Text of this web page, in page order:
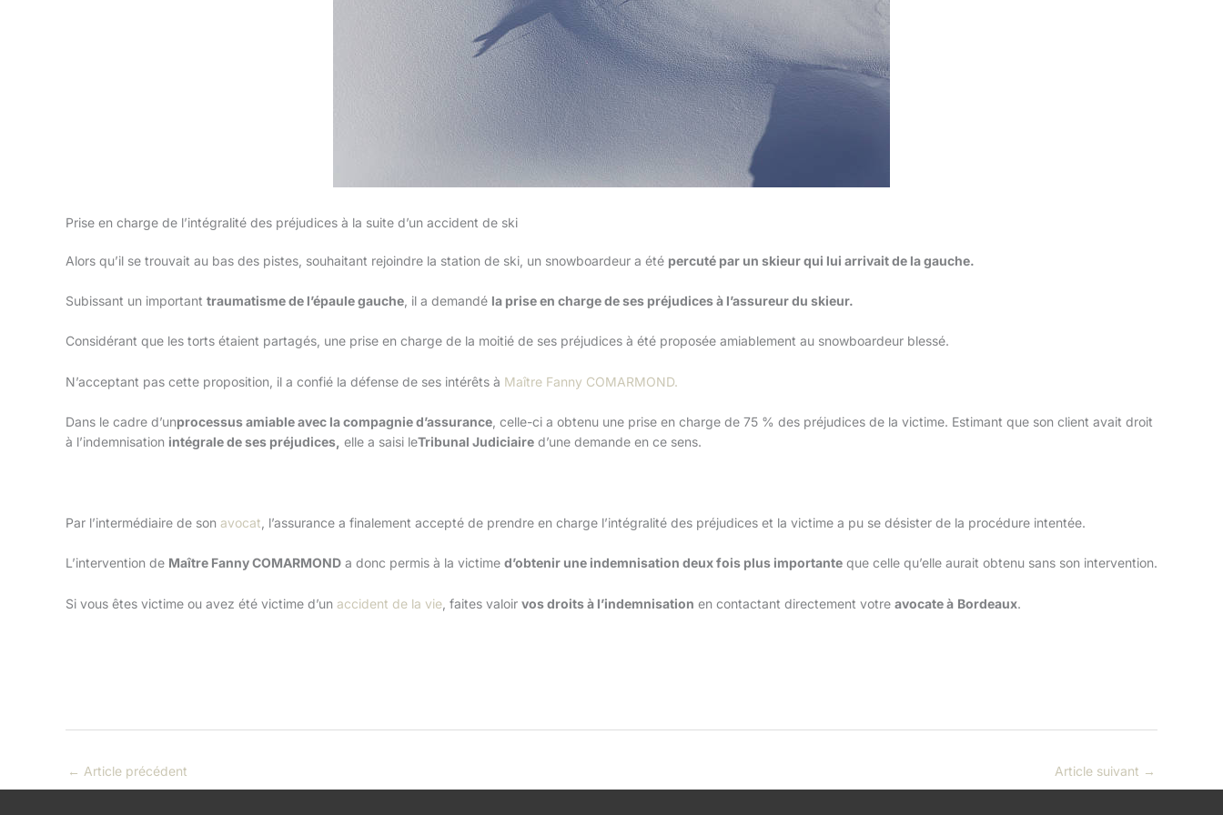
Prise en charge de l’intégralité des préjudices à la suite d’un accident de ski
Alors qu’il se trouvait au bas des pistes, souhaitant rejoindre la station de ski, un snowboardeur a été percuté par un skieur qui lui arrivait de la gauche.
Subissant un important traumatisme de l’épaule gauche , il a demandé la prise en charge de ses préjudices à l’assureur du skieur.
Considérant que les torts étaient partagés, une prise en charge de la moitié de ses préjudices à été proposée amiablement au snowboardeur blessé.
N’acceptant pas cette proposition, il a confié la défense de ses intérêts à Maître Fanny COMARMOND.
Dans le cadre d’unprocessus amiable avec la compagnie d’assurance , celle-ci a obtenu une prise en charge de 75 % des préjudices de la victime. Estimant que son client avait droit
à l’indemnisation intégrale de ses préjudices, elle a saisi leTribunal Judiciaire d’une demande en ce sens.
Par l’intermédiaire de son avocat , l’assurance a finalement accepté de prendre en charge l’intégralité des préjudices et la victime a pu se désister de la procédure intentée.
L’intervention de Maître Fanny COMARMOND a donc permis à la victime d’obtenir une indemnisation deux fois plus importante que celle qu’elle aurait obtenu sans son intervention.
Si vous êtes victime ou avez été victime d’un accident de la vie , faites valoir vos droits à l’indemnisation en contactant directement votre avocate à Bordeaux.
← Article précédent Article suivant →